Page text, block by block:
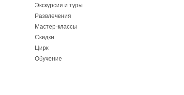
Экскурсии и туры
Развлечения
Мастер-классы
Скидки
Цирк
Обучение